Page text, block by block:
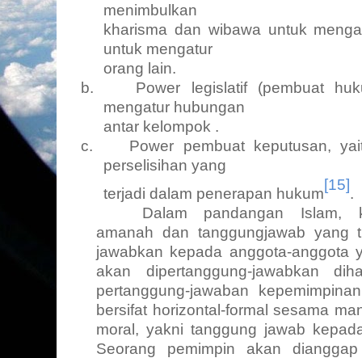
menimbulkan
kharisma dan wibawa untuk
untuk mengatur
orang lain.
b.
Power legislatif (pembuat
mengatur hubungan
antar kelompok .
c.
Power pembuat keputusan,
perselisihan yang
terjadi dalam penerapan hukum
[15]
.
Dalam pandangan Islam,
amanah dan tanggungjawab yang
jawabkan kepada anggota-anggota
akan dipertanggung-jawabkan
pertanggung-jawaban
bersifat horizontal-formal sesama
moral, yakni tanggung jawab
Seorang pemimpin akan